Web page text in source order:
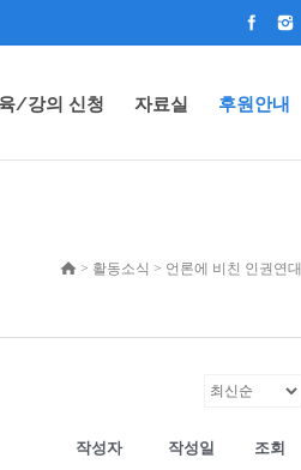
/강의 신청 자료실 후원안내
> 활동소식 > 언론에 비친 인권연대
작성자 작성일 조회